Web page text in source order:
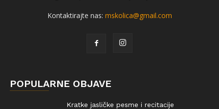
Kontaktirajte nas: mskolica@gmail.com
POPULARNE OBJAVE
Kratke jasličke pesme i recitacije